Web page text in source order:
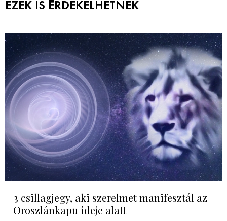
EZEK IS ÉRDEKELHETNEK
3 csillagjegy, aki szerelmet manifesztál az
Oroszlánkapu ideje alatt